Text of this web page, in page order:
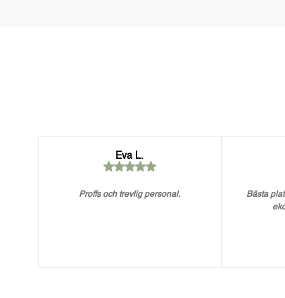
Eva L.
Proffs och trevlig personal.
Bästa